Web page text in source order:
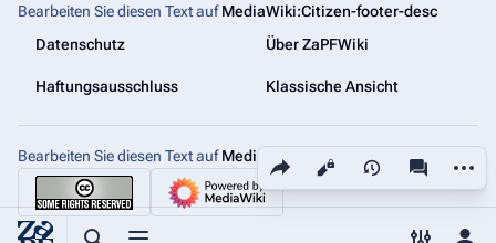
Diese Seite teilen
Ansichten
Bearbeiten Sie diesen Text aufMediaWiki:Citizen-footer-desc
Datenschutz
Über ZaPFWiki
Haftungsausschluss Klassische Ansicht
Bearbeiten Sie diesen Text aufMediaWiki:Citizen-footer-tagline